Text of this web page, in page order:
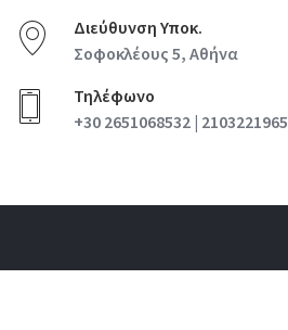
Διεύθυνση Υποκ.
Σοφοκλέους 5, Αθήνα
Τηλέφωνο
+30 2651068532 | 2103221965